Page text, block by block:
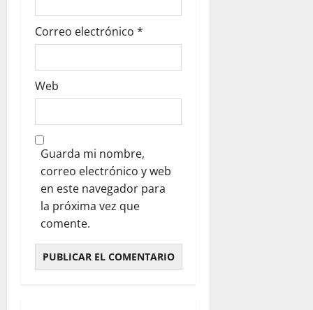
Correo electrónico *
Web
Guarda mi nombre,
correo electrónico y web
en este navegador para
la próxima vez que
comente.